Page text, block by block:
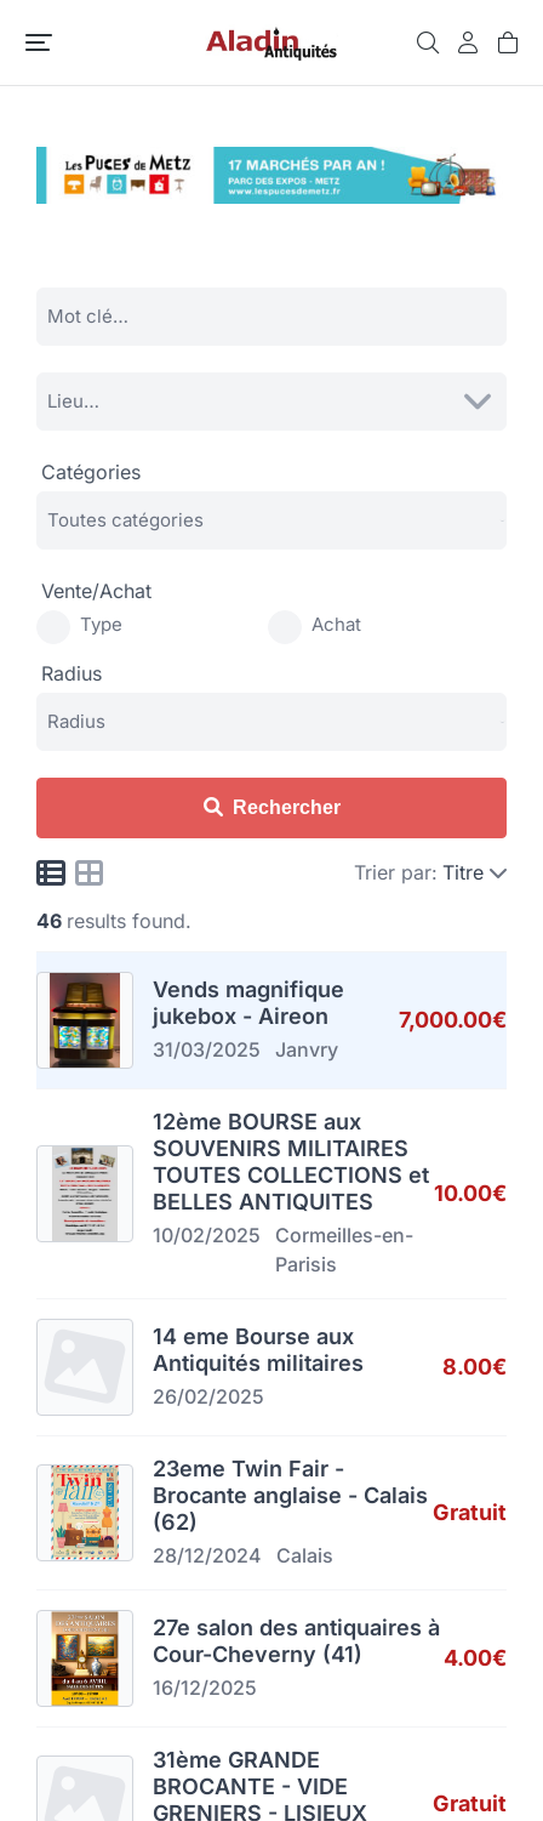
Catégories
Vente/Achat
Type Achat
Radius
Rechercher
Trier par: Titre
46 results found.
Vends magnifique
jukebox - Aireon
31/03/2025 Janvry
7,000.00€
12ème BOURSE aux
SOUVENIRS MILITAIRES
TOUTES COLLECTIONS et
BELLES ANTIQUITES
10/02/2025
Cormeilles-en-
Parisis
10.00€
14 eme Bourse aux
Antiquités militaires
26/02/2025
8.00€
23eme Twin Fair -
Brocante anglaise - Calais
(62)
28/12/2024 Calais
Gratuit
27e salon des antiquaires à
Cour-Cheverny (41)
16/12/2025
4.00€
31ème GRANDE
BROCANTE - VIDE
GRENIERS - LISIEUX
Gratuit